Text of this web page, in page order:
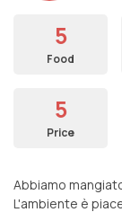
5
Food
5
Price
Abbiamo
L'ambiente è